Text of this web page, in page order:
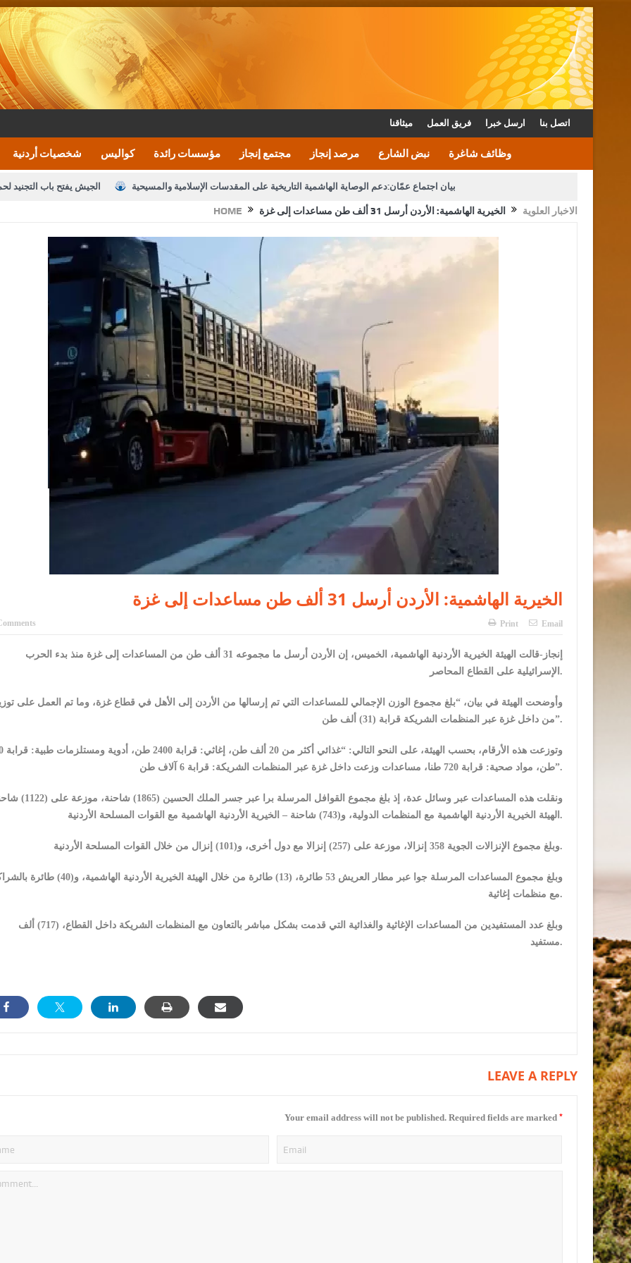
ميثاقنا فريق العمل ارسل خبرا اتصل بنا
شخصيات أردنية كواليس مؤسسات رائدة مجتمع إنجاز مرصد إنجاز نبض الشارع وظائف شاغرة
الجيش يفتح باب التجنيد بيان اجتماع عمّان:دعم الوصاية الهاشمية التاريخية على المقدسات الإسلامية والمسيحية
النواب يقر مشروع تعديل قانون الملكية العقارية
القاضي يلتقي رؤساء تحرير الصحف اليومية ويؤكد حرص دعوة المكلفين بخدمة العلم (الدفعة الثالثة) إلى مراجعة منصة خدمة العلم
الملك يتلقى اتصالا هاتفيا من العاهل البحريني القاضي محمود أحمد فريحات.. مبارك ومزيدا من التوفيق
HOME الاخبار العلوية الخيرية الهاشمية: الأردن أرسل 31 ألف طن مساعدات إلى غزة
الخيرية الهاشمية: الأردن أرسل 31 ألف طن مساعدات إلى غزة
Print Email
إنجاز-قالت الهيئة الخيرية الأردنية الهاشمية، الخميس، إن الأردن أرسل ما مجموعه 31 ألف طن من المساعدات إلى غزة منذ بدء الحرب
الإسرائيلية على القطاع المحاصر.
وأوضحت الهيئة في بيان، “بلغ مجموع الوزن الإجمالي للمساعدات التي تم إرسالها من الأردن إلى الأهل في قطاع غزة، وما تم العمل على
من داخل غزة عبر المنظمات الشريكة قرابة (31) ألف طن”.
وتوزعت هذه
طن، مواد صحية: قرابة 720 طنا، مساعدات وزعت داخل غزة عبر المنظمات الشريكة: قرابة 6 آلاف طن”.
ونقلت هذه المساعدات عبر وسائل عدة، إذ بلغ مجموع القوافل المرسلة برا
الهيئة الخيرية الأردنية الهاشمية مع المنظمات الدولية، و(743) شاحنة – الخيرية الأردنية الهاشمية مع القوات المسلحة الأردنية.
وبلغ مجموع الإنزالات الجوية 358 إنزالا، موزعة على (257) إنزالا مع دول أخرى، و(101) إنزال من خلال القوات المسلحة الأردنية.
وبلغ مجموع المساعدات المرسلة جوا عبر مطار العريش 53 طائرة، (13) طائرة من خلال الهيئة الخيرية الأردنية الهاشمية،
مع منظمات إغاثية.
وبلغ عدد المستفيدين من المساعدات الإغاثية والغذائية التي قدمت بشكل مباشر بالتعاون مع المنظمات الشريكة داخل القطاع، (717) ألف
مستفيد.
LEAVE A REPLY
Your email address will not be published. Required fields are marked *